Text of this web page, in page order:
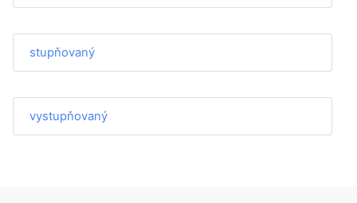
stupňovaný
vystupňovaný